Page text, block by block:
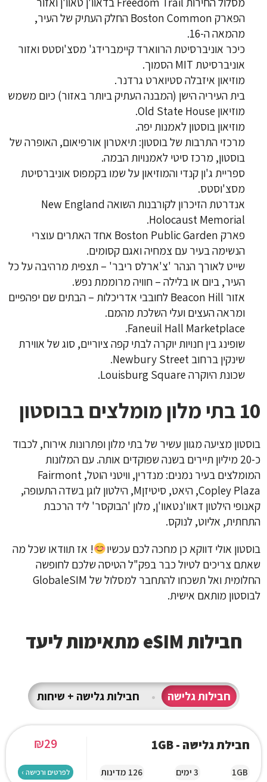
הפארק Boston Common החלק העתיק של העיר,
מהמאה ה-16.
כיכר אוניברסיטת הרווארד קיימברידג' מסצ'וסטס ואזור
אוניברסיטת MIT הסמוך.
מוזיאון איזבלה סטיוארט גרדנר.
בית העיריה הישן (המבנה העתיק ביותר באזור) כיום משמש
מוזיאון Old State House.
מוזיאון בוסטון לאמנות יפה.
מרכזי התרבות של בוסטון: תיאטרון אורפיאום, האופרה של
בוסטון, מרכז סיטי לאמנויות הבמה.
ספריית ג'ון קנדי והמוזיאון על שמו בקמפוס אוניברסיטת
מסצ'וסטס.
אנדרטת הזיכרון לקורבנות השואה New England
Holocaust Memorial.
פארק Boston Public Garden אחד האתרים עוצרי
הנשימה בעיר עם צמחיה ואגם קסומים.
שייט לאורך הנהר 'צ'ארלס ריבר' – תצפית מרהיבה על כל
העיר, ביום או בלילה – חוויה מרוממת נפש.
אזור Beacon Hill לחובבי אדריכלות – הבתים שם יפהפיים
ומראה העצים ועלי השלכת מהמם.
Faneuil Hall Marketplace.
שופינג בין חנויות יוקרה לבתי קפה ציוריים, סוג של אווירת
שינקין ברחוב Newbury Street.
שכונת היוקרה Louisburg Square.
10 בתי מלון מומלצים בבוסטון
בוסטון מציעה מגוון עשיר של בתי מלון ופתרונות אירוח, לכבוד
כ-20 מיליון תיירים בשנה שפוקדים אותה. עם המלונות
המומלצים בעיר נמנים: מנדרין, וויטני הוטל, Fairmont
Copley Plaza, היאט, סיטיזןM, הילטון לוגן בשדה התעופה,
קאנופי הילטון דאוו'נטאוו'ן, מלון 'הבוקסר' ליד הרכבת
התחתית, אליוט, לנוקס.
בוסטון אולי דווקא כן מחכה לכם עכשיו
! אז תוודאו שכל מה
שאתם צריכים לטיול כבר בפק"ל הטיסה שלכם לחופשה
החלומית ואל תשכחו להתחבר למסלול של GlobaleSIM
לבוסטון מותאם אישית.
חבילות eSIM מתאימות ליעד
חבילות גלישה • חבילות גלישה + שיחות
חבילת גלישה - 1GB
1GB 3 ימים 126 מדינות
₪29
לפרטים ורכישה ›